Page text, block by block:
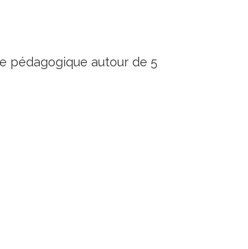
pédagogique autour de 5